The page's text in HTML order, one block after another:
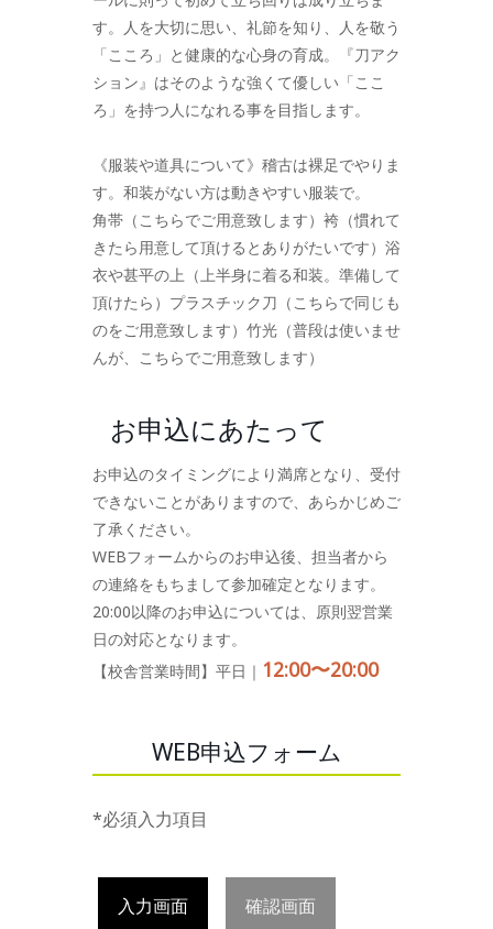
す。人を大切に思い、礼節を知り、人を敬う
「こころ」と健康的な心身の育成。『刀アク
ション』はそのような強くて優しい「ここ
ろ」を持つ人になれる事を目指します。
《服装や道具について》稽古は裸足でやりま
す。和装がない方は動きやすい服装で。
角帯（こちらでご用意致します）袴（慣れて
きたら用意して頂けるとありがたいです）浴
衣や甚平の上（上半身に着る和装。準備して
頂けたら）プラスチック刀（こちらで同じも
のをご用意致します）竹光（普段は使いませ
んが、こちらでご用意致します）
お申込にあたって
お申込のタイミングにより満席となり、受付
できないことがありますので、あらかじめご
了承ください。
WEBフォームからのお申込後、担当者から
の連絡をもちまして参加確定となります。
20:00以降のお申込については、原則翌営業
日の対応となります。
【校舎営業時間】平日｜ 12:00〜20:00
WEB申込フォーム
*必須入力項目
入力画面 確認画面